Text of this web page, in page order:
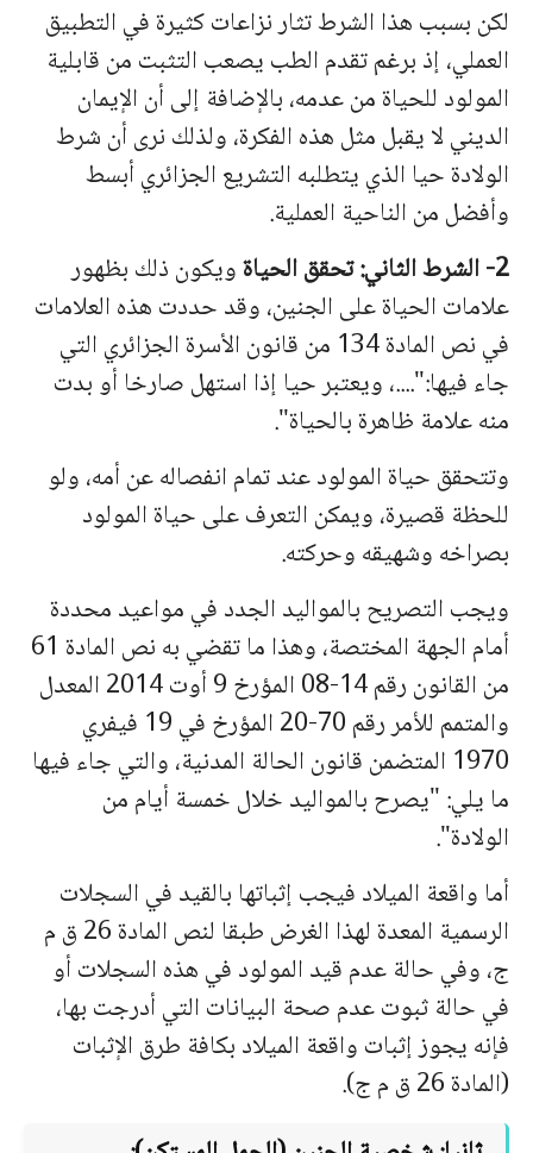
لكن بسبب هذا الشرطتثار نزاعات كثیرة في التطبیق
العملي، إذ برغم تقدم الطب یصعب التثبت من قابلیة
المولود للحیاةمن عدمه، بالإضافة إلى أن الإیمان
الدیني لا یقبل مثل هذه الفكرة، ولذلك نرى أن شرط
الولادة حیا الذي یتطلبه التشریع الجزائري أبسط
وأفضل من الناحیة العملیة.
2- الشرط الثاني: تحقق الحیاة
ویكون ذلك بظهور
علامات الحیاة على الجنین، وقد حددت هذه العلامات
في نص المادة 134 من قانون الأسرة الجزائري التي
جاء فیها:"....، ویعتبر حیا إذا استهل صارخا أو بدت
منه علامة ظاهرة بالحیاة".
وتتحقق حیاة المولود عند تمام انفصاله عن أمه، ولو
للحظة قصیرة، ویمكن التعرف على حیاة المولود
بصراخه وشهیقه وحركته.
ویجب التصریح بالموالید الجدد في مواعید محددة
أمام الجهة المختصة، وهذا ما تقضي به نص المادة 61
من القانون رقم 14-08 المؤرخ 9 أوت 2014 المعدل
والمتمم للأمر رقم 70-20 المؤرخ في 19 فیفري
1970 المتضمن قانون الحالة المدنیة، والتي جاء فیها
ما یلي: "یصرح بالموالید خلال خمسة أیام من
الولادة".
أما واقعة المیلاد فیجب إثباتها بالقید في السجلات
الرسمیة المعدة لهذا الغرض طبقا
لنص المادة 26 ق م
ج، وفي حالة عدم قید المولود في هذه السجلات أو
في حالة ثبوت عدم صحة البیانات التي أدرجت بها،
فإنه یجوز إثبات واقعة المیلاد بكافة طرق الإثبات
(المادة 26 ق م ج).